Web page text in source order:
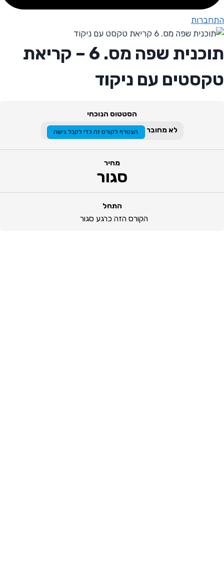
התחברות
תוכנית שפה מס. 6 – קריאת
טקסטים עם ניקוד
הסטטוס הנוכחי
לא מחובר
הצטרף לקורס זה כדי לקבל גישה
מחיר
סגור
התחל
הקורס הזה כרגע סגור